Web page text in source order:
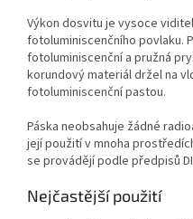
Výkon dosvitu je vysoce
fotoluminiscenčního povlaku.
fotoluminiscenční a pružná
korundový materiál držel na
fotoluminiscenční pastou.
Páska neobsahuje žádné
její použití v mnoha
se provádějí podle předpisů
Nejčastější použití